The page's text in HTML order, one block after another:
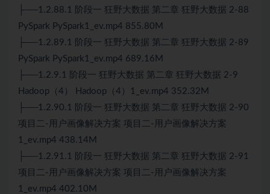
├──1.2.88.1 阶段一 狂野大数据 第二章 狂野大数据 2-88
PySpark PySpark1_ev.mp4 855.80M
├──1.2.89.1 阶段一 狂野大数据 第二章 狂野大数据 2-89
PySpark PySpark1_ev.mp4 689.16M
├──1.2.9.1 阶段一 狂野大数据 第二章 狂野大数据 2-9
Hadoop（4） Hadoop（4）1_ev.mp4 352.32M
├──1.2.90.1 阶段一 狂野大数据 第二章 狂野大数据 2-90
项目二-用户画像解决方案 项目二-用户画像解决方案
1_ev.mp4 438.14M
├──1.2.91.1 阶段一 狂野大数据 第二章 狂野大数据 2-91
项目二-用户画像解决方案 项目二-用户画像解决方案
1_ev.mp4 402.10M